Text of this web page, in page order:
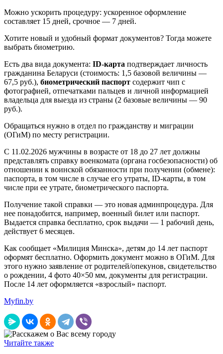
Можно ускорить процедуру: ускоренное оформление
составляет 15 дней, срочное — 7 дней.
Хотите новый и удобный формат документов? Тогда можете
выбрать биометрию.
Есть два вида документа: ID-карта подтверждает личность
гражданина Беларуси (стоимость: 1,5 базовой величины —
67,5 руб.), биометрический паспорт содержит чип с
фотографией, отпечатками пальцев и личной информацией
владельца для выезда из страны (2 базовые величины — 90
руб.).
Обращаться нужно в отдел по гражданству и миграции
(ОГиМ) по месту регистрации.
С 11.02.2026 мужчины в возрасте от 18 до 27 лет должны
представлять справку военкомата (органа госбезопасности) об
отношении к воинской обязанности при получении (обмене):
паспорта, в том числе в случае его утраты, ID-карты, в том
числе при ее утрате, биометрического паспорта.
Получение такой справки — это новая админпроцедура. Для
нее понадобится, например, военный билет или паспорт.
Выдается справка бесплатно, срок выдачи — 1 рабочий день,
действует 6 месяцев.
Как сообщает «Милиция Минска», детям до 14 лет паспорт
оформят бесплатно. Оформить документ можно в ОГиМ. Для
этого нужно заявление от родителей/опекунов, свидетельство
о рождении, 4 фото 40×50 мм, документы для регистрации.
После 14 лет оформляется «взрослый» паспорт.
Myfin.by
Читайте также